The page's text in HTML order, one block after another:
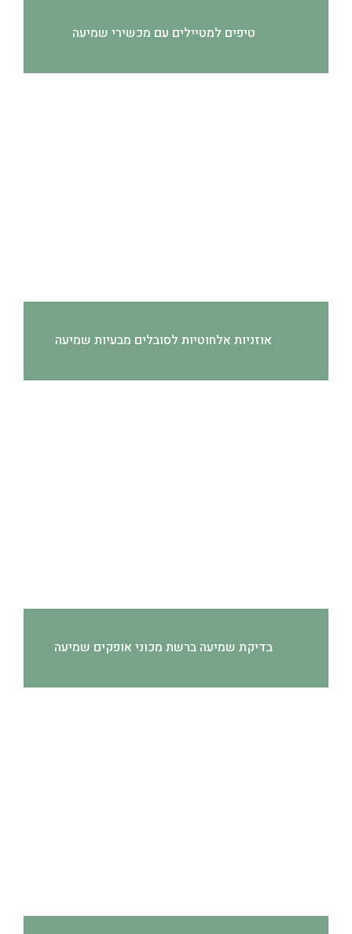
טיפים למטיילים עם מכשירי שמיעה
אוזניות אלחוטיות לסובלים מבעיות שמיעה
בדיקת שמיעה ברשת מכוני אופקים שמיעה